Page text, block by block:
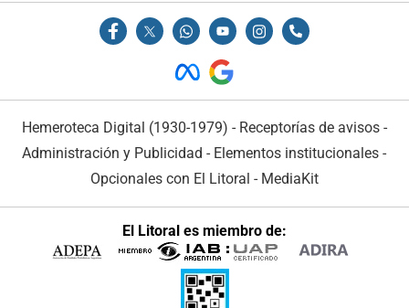
Hemeroteca Digital (1930-1979) - Receptorías de avisos -
Administración y Publicidad - Elementos institucionales -
Opcionales con El Litoral - MediaKit
El Litoral es miembro de: